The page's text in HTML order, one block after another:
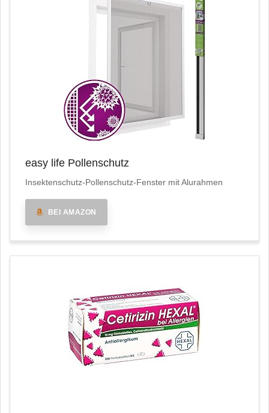
easy life Pollenschutz
Insektenschutz-Pollenschutz-Fenster mit Alurahmen
BEI AMAZON